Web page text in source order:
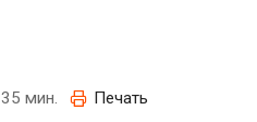
35 мин. Печать